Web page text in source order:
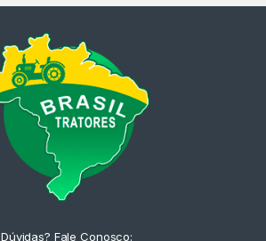
Dúvidas? Fale Conosco: